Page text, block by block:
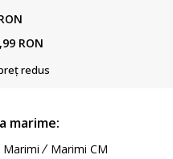
RON
redus
marime:
Marimi Marimi CM